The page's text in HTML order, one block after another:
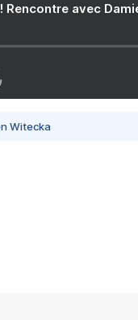
avec
Witecka